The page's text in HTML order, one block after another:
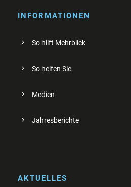
INFORMATIONEN
So hilft Mehrblick
So helfen Sie
Medien
Jahresberichte
AKTUELLES